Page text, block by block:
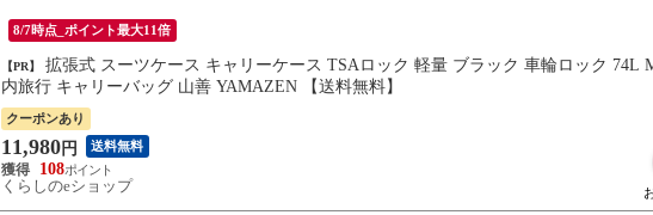
8/7時点_ポイント最大11倍
【PR】
内旅行 キャリーバッグ 山善 YAMAZEN 【送料無料】
クーポンあり
11,980 円 送料無料
108
くらしのeショップ